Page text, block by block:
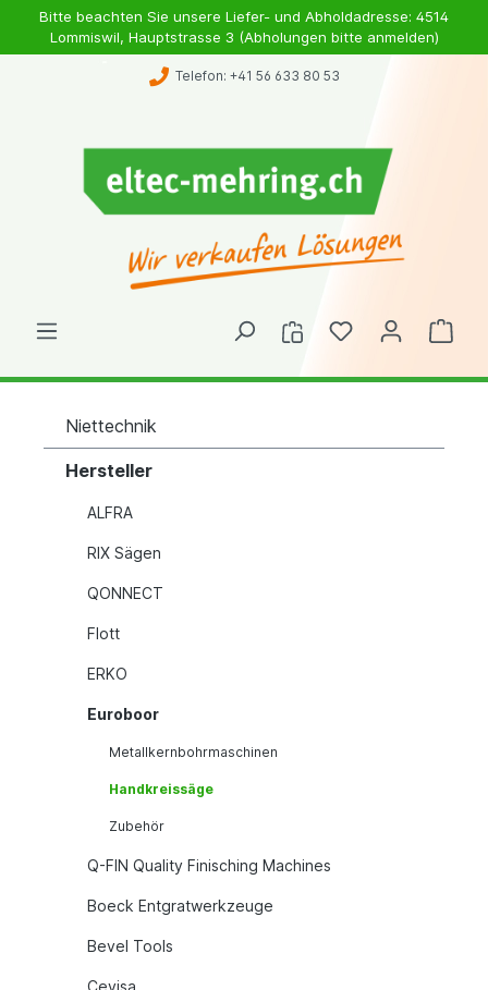
Bitte beachten Sie unsere Liefer- und Abholdadresse: 4514
Lommiswil, Hauptstrasse 3 (Abholungen bitte anmelden)
Telefon: +41 56 633 80 53
Niettechnik
Hersteller
ALFRA
RIX Sägen
QONNECT
Flott
ERKO
Euroboor
Metallkernbohrmaschinen
Handkreissäge
Zubehör
Q-FIN Quality Finisching Machines
Boeck Entgratwerkzeuge
Bevel Tools
Cevisa